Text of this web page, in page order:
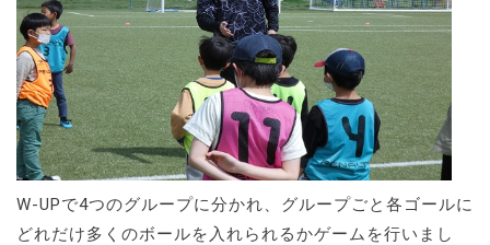
W-UPで4つのグループに分かれ、グループごと各ゴールに
どれだけ多くのボールを入れられるかゲームを行いまし